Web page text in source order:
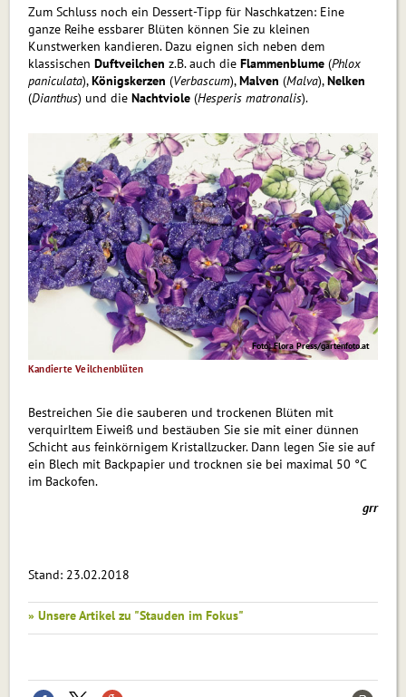
Zum Schluss noch ein Dessert-Tipp für Naschkatzen: Eine
ganze Reihe essbarer Blüten können Sie zu kleinen
Kunstwerken kandieren. Dazu eignen sich neben dem
klassischen Duftveilchen z.B. auch die Flammenblume (Phlox
paniculata),Königskerzen (Verbascum),Malven (Malva),Nelken
(Dianthus) und die Nachtviole (Hesperis matronalis).
Foto: Flora Press/gartenfoto.at
Kandierte Veilchenblüten
Bestreichen Sie die sauberen und trockenen Blüten mit
verquirltem Eiweiß und bestäuben Sie sie mit einer dünnen
Schicht aus feinkörnigem Kristallzucker. Dann legen Sie sie auf
ein Blech mit Backpapier und trocknen sie bei maximal 50 °C
im Backofen.
grr
Stand: 23.02.2018
» Unsere Artikel zu "Stauden im Fokus"